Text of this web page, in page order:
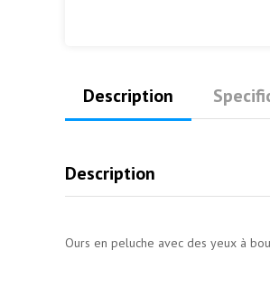
Description
Description
Ours en peluche avec des yeux à